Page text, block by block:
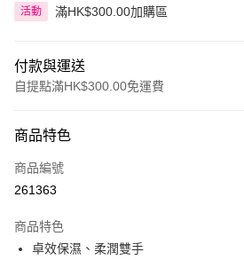
活動 滿HK$300.00加購區
付款與運送
自提點滿HK$300.00免運費
信用卡
Apple Pay
PayMe
商品特色
商品編號
261363
商品特色
卓效保濕、柔潤雙手